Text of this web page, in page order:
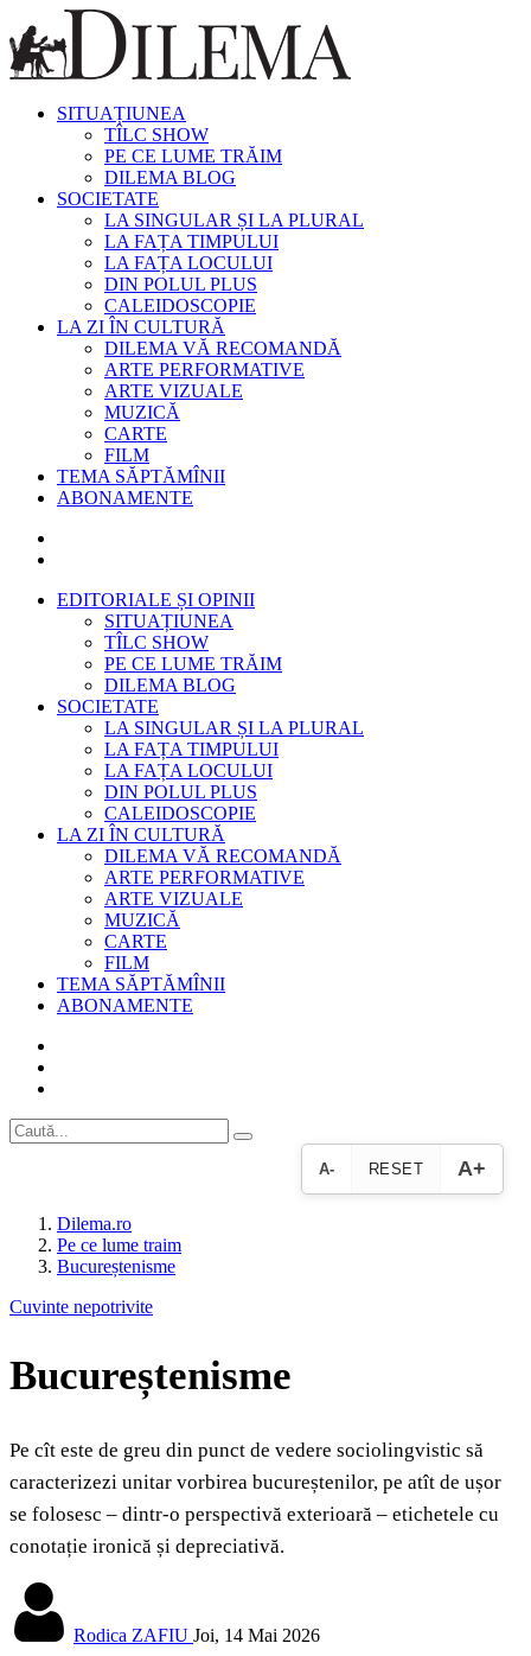
SITUAȚIUNEA
TÎLC SHOW
PE CE LUME TRĂIM
DILEMA BLOG
SOCIETATE
LA SINGULAR ȘI LA PLURAL
LA FAȚA TIMPULUI
LA FAȚA LOCULUI
DIN POLUL PLUS
CALEIDOSCOPIE
LA ZI ÎN CULTURĂ
DILEMA VĂ RECOMANDĂ
ARTE PERFORMATIVE
ARTE VIZUALE
MUZICĂ
CARTE
FILM
TEMA SĂPTĂMÎNII
ABONAMENTE
EDITORIALE ȘI OPINII
SITUAȚIUNEA
TÎLC SHOW
PE CE LUME TRĂIM
DILEMA BLOG
SOCIETATE
LA SINGULAR ȘI LA PLURAL
LA FAȚA TIMPULUI
LA FAȚA LOCULUI
DIN POLUL PLUS
CALEIDOSCOPIE
LA ZI ÎN CULTURĂ
DILEMA VĂ RECOMANDĂ
ARTE PERFORMATIVE
ARTE VIZUALE
MUZICĂ
CARTE
FILM
TEMA SĂPTĂMÎNII
ABONAMENTE
A- RESET A+
Dilema.ro
Pe ce lume traim
Bucureștenisme
Cuvinte nepotrivite
Bucureștenisme
Pe cît este de greu din punct de vedere sociolingvistic să
caracterizezi unitar vorbirea bucureștenilor, pe atît de ușor
se folosesc – dintr-o perspectivă exterioară – etichetele cu
conotație ironică și depreciativă.
Rodica ZAFIU Joi, 14 Mai 2026